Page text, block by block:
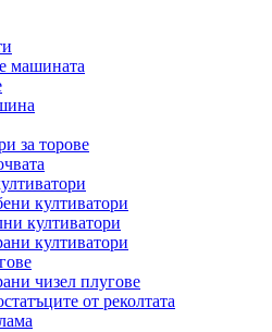
машината
за торове
култиватори
култиватори
култиватори
чизел плугове
от реколтата